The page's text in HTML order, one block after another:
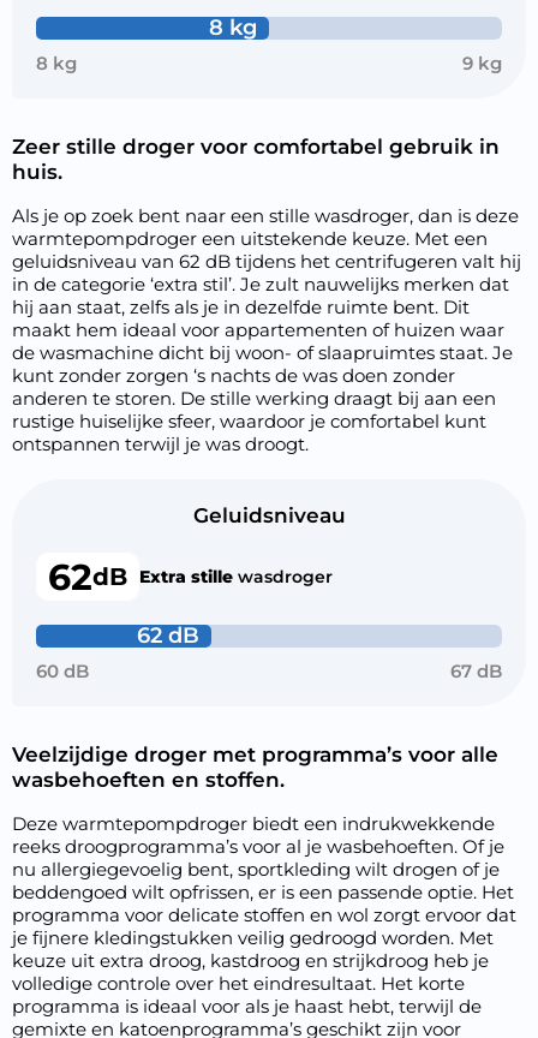
8 kg
8 kg 9 kg
Zeer stille droger voor comfortabel gebruik in
huis.
Als je op zoek bent naar een stille wasdroger, dan is deze
warmtepompdroger een uitstekende keuze. Met een
geluidsniveau van 62 dB tijdens het centrifugeren valt hij
in de categorie ‘extra stil’. Je zult nauwelijks merken dat
hij aan staat, zelfs als je in dezelfde ruimte bent. Dit
maakt hem ideaal voor appartementen of huizen waar
de wasmachine dicht bij woon- of slaapruimtes staat. Je
kunt zonder zorgen ‘s nachts de was doen zonder
anderen te storen. De stille werking draagt bij aan een
rustige huiselijke sfeer, waardoor je comfortabel kunt
ontspannen terwijl je was droogt.
Geluidsniveau
62dB Extra stille wasdroger
62 dB
60 dB 67 dB
Veelzijdige droger met programma’s voor alle
wasbehoeften en stoffen.
Deze warmtepompdroger biedt een indrukwekkende
reeks droogprogramma’s voor al je wasbehoeften. Of je
nu allergiegevoelig bent, sportkleding wilt drogen of je
beddengoed wilt opfrissen, er is een passende optie. Het
programma voor delicate stoffen en wol zorgt ervoor dat
je fijnere kledingstukken veilig gedroogd worden. Met
keuze uit extra droog, kastdroog en strijkdroog heb je
volledige controle over het eindresultaat. Het korte
programma is ideaal voor als je haast hebt, terwijl de
gemixte en katoenprogramma’s geschikt zijn voor